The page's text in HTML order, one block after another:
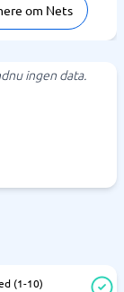
om Nets
ingen data.
(1-10)